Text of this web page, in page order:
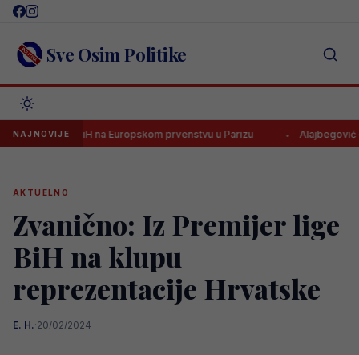
Skip
content Sve Osim Politike
NAJNOVIJEBiH na Europskom prvenstvu u Parizu Alajbegović dobio
AKTUELNO
Zvanično: Iz Premijer lige
BiH na klupu
reprezentacije Hrvatske
E. H.·20/02/2024